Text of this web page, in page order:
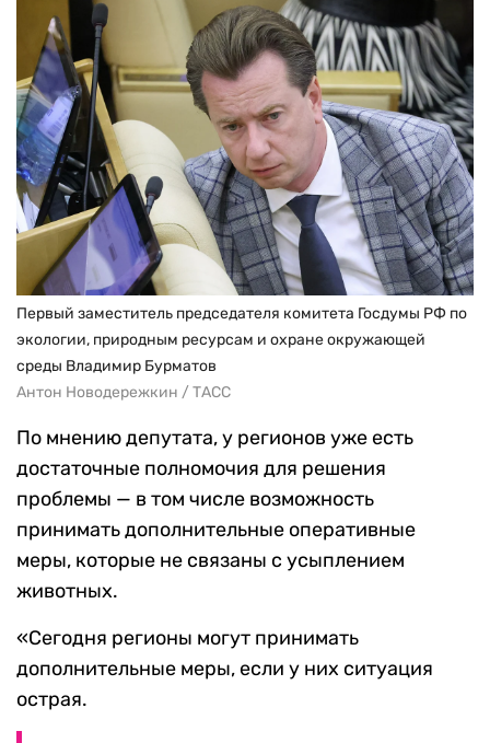
Первый заместитель председателя комитета Госдумы РФ по
экологии, природным ресурсам и охране окружающей
среды Владимир Бурматов
Антон Новодережкин / ТАСС
По мнению депутата, у регионов уже есть
достаточные полномочия для решения
проблемы — в том числе возможность
принимать дополнительные оперативные
меры, которые не связаны с усыплением
животных.
«Сегодня регионы могут принимать
дополнительные меры, если у них ситуация
острая.